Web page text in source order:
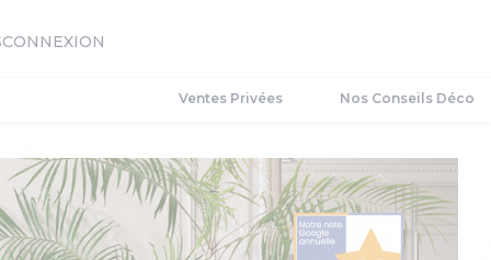
CONNEXION
Ventes Privées Nos Conseils Déco